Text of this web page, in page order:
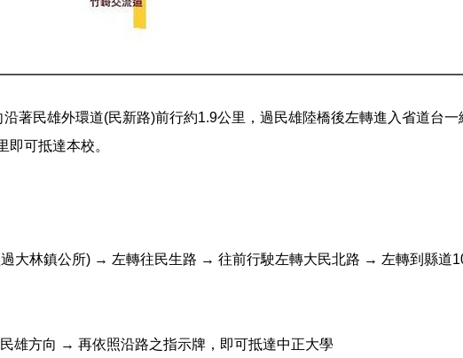
著民雄外環道(民新路)前行約1.9公里，過民雄陸橋後左轉進入省道台
即可抵達本校。
大林鎮公所) → 左轉往民生路 → 往前行駛左轉大民北路 → 左轉到縣道
雄方向 → 再依照沿路之指示牌，即可抵達中正大學